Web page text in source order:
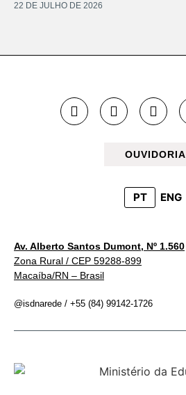
22 DE JULHO DE 2026
OUVIDORIA
PT ENG
Av. Alberto Santos Dumont, Nº 1.560
Zona Rural / CEP 59288-899
Macaíba/RN – Brasil
@isdnarede / +55 (84) 99142-1726